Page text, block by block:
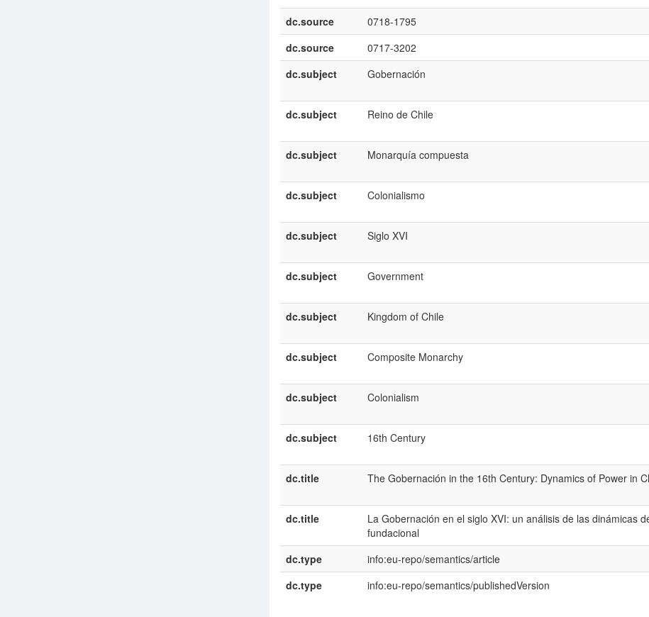
dc.source
0718-1795
dc.source
0717-3202
dc.subject
Gobernación
dc.subject
Reino de Chile
dc.subject
Monarquía compuesta
dc.subject
Colonialismo
dc.subject
Siglo XVI
dc.subject
Government
dc.subject
Kingdom of Chile
dc.subject
Composite Monarchy
dc.subject
Colonialism
dc.subject
16th Century
dc.title
The Gobernación in the 16th Century: Dynamics of Power in
dc.title
La Gobernación en el siglo XVI: un análisis de las dinámicas
fundacional
dc.type
info:eu-repo/semantics/article
dc.type
info:eu-repo/semantics/publishedVersion